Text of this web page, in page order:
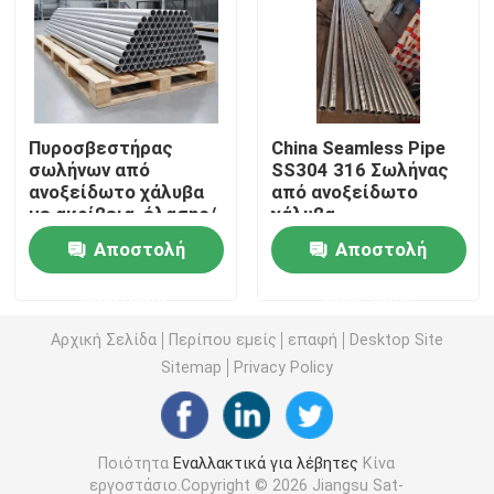
Σπειροειδής σωλήνας πτερυγίων
Εξωθημένος σωλήνας πτερυγίων
Σερπεντίνιο σωλήνα
Κεφαλή ατμού λέβητα
Superheater και Reheater
Προθερμαστής αέρα λεβήτων
Σωλήνας χάλυβα λεβήτων
Πυροσβεστήρας
σωλήνων από
ανοξείδωτο χάλυβα
με ακρίβεια, έλασης/
ψυχρώματος,
τετράγωνος/
στρογγυλός/
Αποστολή
China Seamless Pipe
SS304 316 Σωλήνας
από ανοξείδωτο
χάλυβα
Αποστολή
Αρχική Σελίδα Περίπου εμείς επαφή
Desktop Site
Sitemap
Privacy Policy
Ποιότητα Εναλλακτικά για λέβητες Κίνα
εργοστάσιο.Copyright © 2026 Jiangsu Sat-